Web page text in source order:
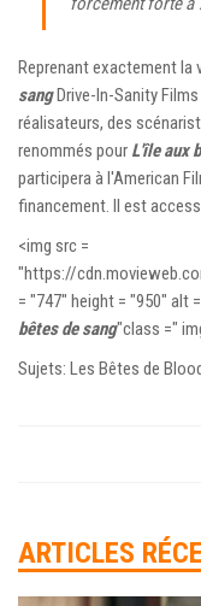
Reprenant exactement la
sangDrive-In-Sanity
réalisateurs, des
renommés pour L'île aux
participera à l'American
financement. Il est
<img src =
"https://
= "747" height = "950" alt
bêtes de sang"class ="
Sujets: Les Bêtes de
ARTICLES